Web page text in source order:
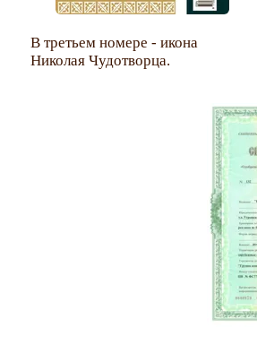
В третьем номере - икона
Николая Чудотворца.